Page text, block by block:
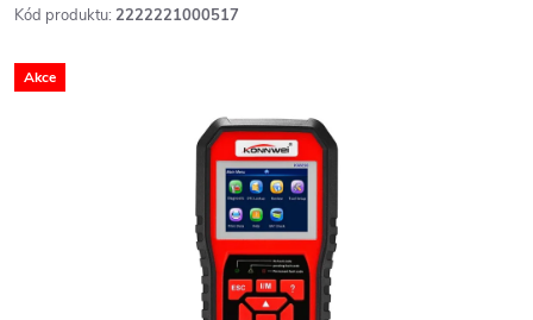
Kód produktu: 2222221000517
Akce